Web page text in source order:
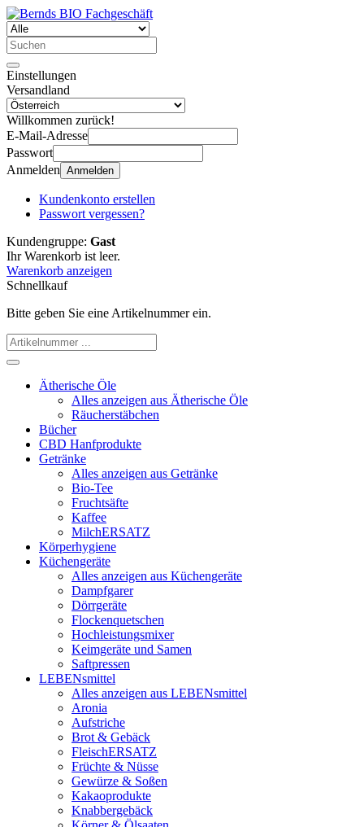
Einstellungen
Versandland
Willkommen zurück!
E-Mail-Adresse
Passwort
Anmelden Anmelden
Kundenkonto erstellen
Passwort vergessen?
Kundengruppe: Gast
Ihr Warenkorb ist leer.
Warenkorb anzeigen
Schnellkauf
Bitte geben Sie eine Artikelnummer ein.
Ätherische Öle
Alles anzeigen aus Ätherische Öle
Räucherstäbchen
Bücher
CBD Hanfprodukte
Getränke
Alles anzeigen aus Getränke
Bio-Tee
Fruchtsäfte
Kaffee
MilchERSATZ
Körperhygiene
Küchengeräte
Alles anzeigen aus Küchengeräte
Dampfgarer
Dörrgeräte
Flockenquetschen
Hochleistungsmixer
Keimgeräte und Samen
Saftpressen
LEBENsmittel
Alles anzeigen aus LEBENsmittel
Aronia
Aufstriche
Brot & Gebäck
FleischERSATZ
Früchte & Nüsse
Gewürze & Soßen
Kakaoprodukte
Knabbergebäck